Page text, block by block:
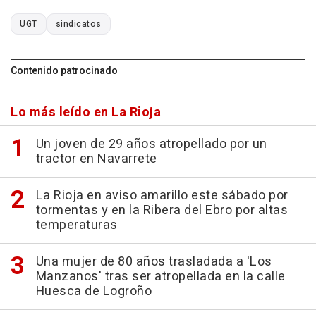
UGT sindicatos
Contenido patrocinado
Lo más leído en La Rioja
Un joven de 29 años atropellado por un
tractor en Navarrete
La Rioja en aviso amarillo este sábado por
tormentas y en la Ribera del Ebro por altas
temperaturas
Una mujer de 80 años trasladada a 'Los
Manzanos' tras ser atropellada en la calle
Huesca de Logroño